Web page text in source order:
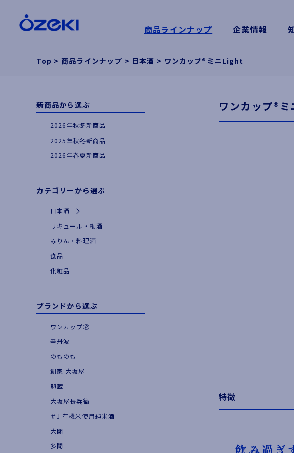
商品ラインナップ 企業情報
Top > 商品ラインナップ > 日本酒 > ワンカップ®ミニLight
新商品から選ぶ
2026年秋冬新商品
2025年秋冬新商品
2026年春夏新商品
カテゴリーから選ぶ
日本酒
リキュール・梅酒
みりん・料理酒
食品
化粧品
ブランドから選ぶ
ワンカップ🄬
辛丹波
のものも
創家 大坂屋
魁蔵
大坂屋長兵衛
＃J 有機米使用純米酒
大関
多聞
ワンカップ®
特徴